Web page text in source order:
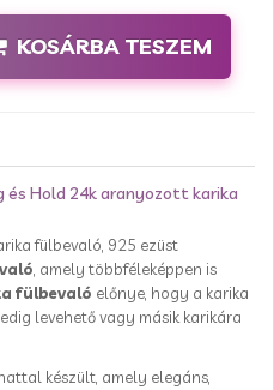
KOSÁRBA TESZEM
és Hold 24k aranyozott karika
fülbevaló, 925 ezüst
, amely többféleképpen is
fülbevaló előnye, hogy a karika
levehető vagy másik karikára
készült, amely elegáns,